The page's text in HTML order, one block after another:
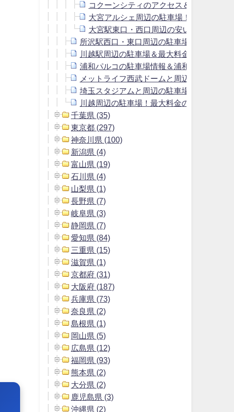
コクーンシティのアクセス＆駐車場は高
大宮アルシェ周辺の駐車場！料金の安い
大宮駅東口・西口周辺の安い駐車場を厳
所沢駅西口・東口周辺の駐車場！最大料金
川越駅周辺の駐車場＆最大料金800円以下
浦和パルコの駐車場情報＆浦和駅周辺の駐
メットライフ西武ドームと周辺の駐車場！
埼玉スタジアムと周辺の駐車場＆予約でき
川越周辺の駐車場！最大料金の安い駐車場
千葉県 (35)
東京都 (297)
神奈川県 (100)
新潟県 (4)
富山県 (19)
石川県 (4)
山梨県 (1)
長野県 (7)
岐阜県 (3)
静岡県 (7)
愛知県 (84)
三重県 (15)
滋賀県 (1)
京都府 (31)
大阪府 (187)
兵庫県 (73)
奈良県 (2)
島根県 (1)
岡山県 (5)
広島県 (12)
福岡県 (93)
熊本県 (2)
大分県 (2)
鹿児島県 (3)
沖縄県 (2)